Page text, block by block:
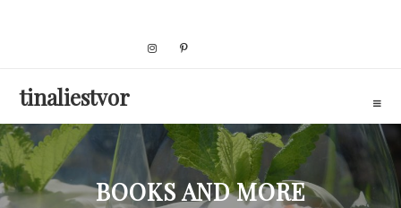
tinaliestvor
BOOKS AND MORE